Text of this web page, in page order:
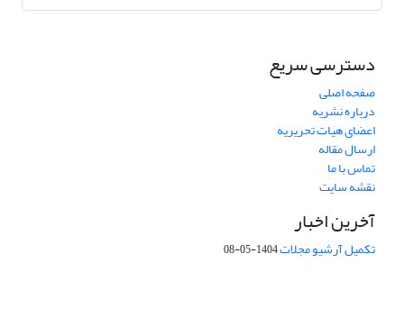
دسترسی سریع
صفحه اصلی
درباره نشریه
اعضای هیات تحریریه
ارسال مقاله
تماس با ما
نقشه سایت
آخرین اخبار
تکمیل آرشیو مجلات1404-05-08